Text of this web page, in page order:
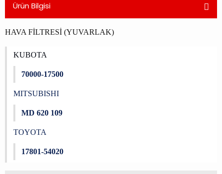
Ürün Bilgisi
HAVA FİLTRESİ (YUVARLAK)
KUBOTA
70000-17500
MITSUBISHI
MD 620 109
TOYOTA
17801-54020